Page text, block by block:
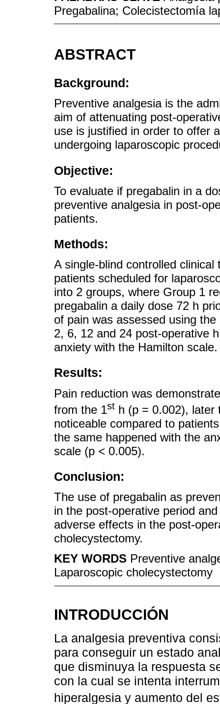
Pregabalina; Colecistectomía
ABSTRACT
Background:
Preventive analgesia is the
aim of attenuating post-
use is justified in order to offer
undergoing laparoscopic
Objective:
To evaluate if pregabalin in a
preventive analgesia in post-
patients.
Methods:
A single-blind controlled
patients scheduled for
into 2 groups, where Group 1
pregabalin a daily dose 72 h
of pain was assessed using
2, 6, 12 and 24 post-operative
anxiety with the Hamilton scale.
Results:
Pain reduction was
from the 1st h (p = 0.002), later
noticeable compared to
the same happened with the
scale (p < 0.005).
Conclusion:
The use of pregabalin as
in the post-operative period
adverse effects in the post-
cholecystectomy.
KEY WORDS Preventive
Laparoscopic cholecystectomy
INTRODUCCIÓN
La analgesia preventiva
para conseguir un estado
que disminuya la respuesta
con la cual se intenta
hiperalgesia y aumento del